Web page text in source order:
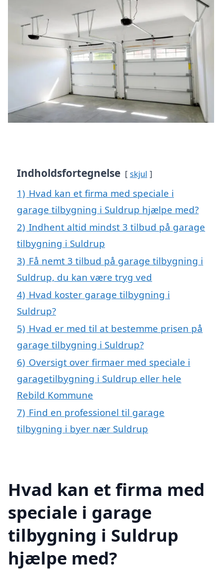
Indholdsfortegnelse skjul
1) Hvad kan et firma med speciale i
garage tilbygning i Suldrup hjælpe med?
2) Indhent altid mindst 3 tilbud på garage
tilbygning i Suldrup
3) Få nemt 3 tilbud på garage tilbygning i
Suldrup, du kan være tryg ved
4) Hvad koster garage tilbygning i
Suldrup?
5) Hvad er med til at bestemme prisen på
garage tilbygning i Suldrup?
6) Oversigt over firmaer med speciale i
garagetilbygning i Suldrup eller hele
Rebild Kommune
7) Find en professionel til garage
tilbygning i byer nær Suldrup
Hvad kan et firma med
speciale i garage
tilbygning i Suldrup
hjælpe med?